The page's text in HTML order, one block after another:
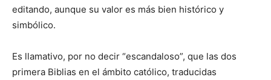
editando, aunque su valor es más bien histórico y
simbólico.
Es llamativo, por no decir “escandaloso”, que las dos
primera Biblias en el ámbito católico, traducidas